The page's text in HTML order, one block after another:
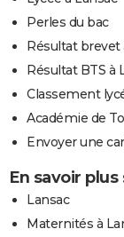
Perles du bac
Résultat brevet
Résultat BTS à
Classement
Académie de
Envoyer une
En savoir plus
Lansac
Maternités à